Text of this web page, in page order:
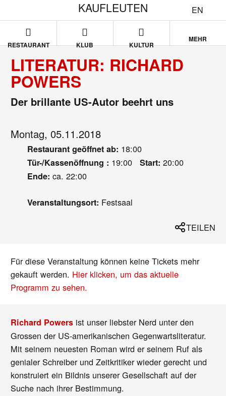
EN
KAUFLEUTEN
RESTAURANT KLUB KULTUR
MEHR
LITERATUR: RICHARD
POWERS
Der brillante US-Autor beehrt uns
Montag, 05.11.2018
Restaurant geöffnet ab: 18:00
Tür-/Kassenöffnung : 19:00 Start: 20:00
Ende: ca. 22:00
Veranstaltungsort: Festsaal
TEILEN
Für diese Veranstaltung können keine Tickets mehr
gekauft werden. Hier klicken, um das aktuelle
Programm zu sehen.
Richard Powers ist unser liebster Nerd unter den
Grossen der US-amerikanischen Gegenwartsliteratur.
Mit seinem neuesten Roman wird er seinem Ruf als
genialer Schreiber und Zeitkritiker wieder gerecht und
konstruiert ein Bildnis unserer Gesellschaft auf der
Suche nach ihrer Bestimmung.